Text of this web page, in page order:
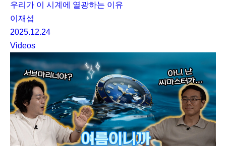
우리가 이 시계에 열광하는 이유
이재섭
2025.12.24
Videos